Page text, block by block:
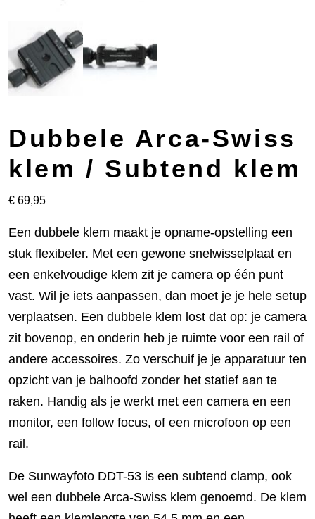
Dubbele Arca-Swiss
klem / Subtend klem
€ 69,95
Een dubbele klem maakt je opname-opstelling een
stuk flexibeler. Met een gewone snelwisselplaat en
een enkelvoudige klem zit je camera op één punt
vast. Wil je iets aanpassen, dan moet je je hele setup
verplaatsen. Een dubbele klem lost dat op: je camera
zit bovenop, en onderin heb je ruimte voor een rail of
andere accessoires. Zo verschuif je je apparatuur ten
opzicht van je balhoofd zonder het statief aan te
raken. Handig als je werkt met een camera en een
monitor, een follow focus, of een microfoon op een
rail.
De Sunwayfoto DDT-53 is een subtend clamp, ook
wel een dubbele Arca-Swiss klem genoemd. De klem